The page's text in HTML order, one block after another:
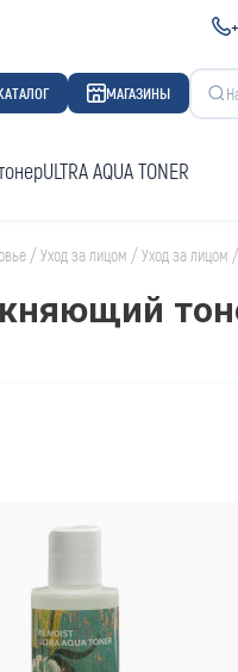
МАГАЗИНЫ
AQUA TONER
/Уход за лицом /Уход за лицом /